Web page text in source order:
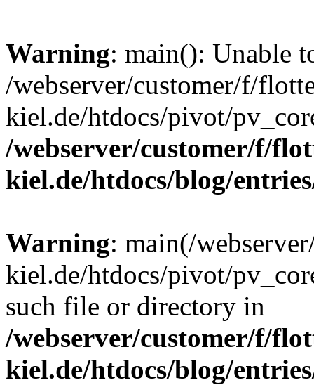
Warning: main(): Unable
/webserver/customer/f/
kiel.de/htdocs/pivot/
/webserver/customer/f/
kiel.de/htdocs/blog/
Warning: main(/
kiel.de/htdocs/pivot/
such file or directory in
/webserver/customer/f/
kiel.de/htdocs/blog/